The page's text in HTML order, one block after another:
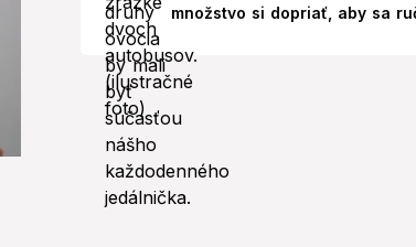
množstvo si dopriať, aby sa